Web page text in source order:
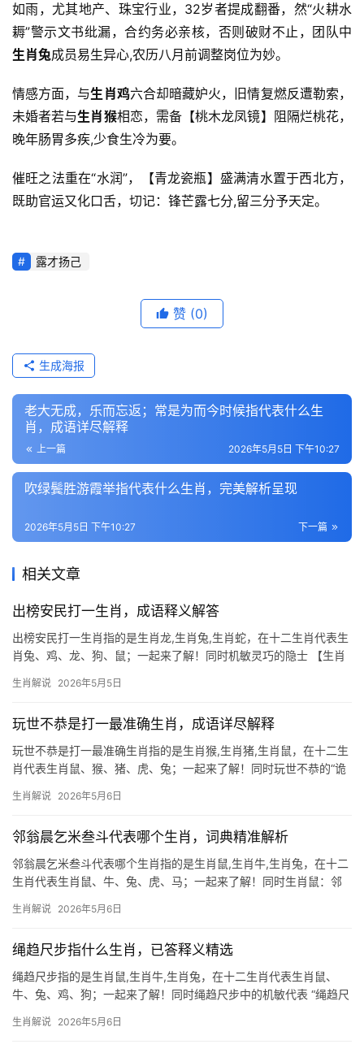
如雨，尤其地产、珠宝行业，32岁者提成翻番，然“火耕水
耨”警示文书纰漏，合约务必亲核，否则破财不止，团队中
生肖兔成员易生异心,农历八月前调整岗位为妙。
情感方面，与生肖鸡六合却暗藏妒火，旧情复燃反遭勒索，
未婚者若与生肖猴相恋，需备【桃木龙凤镜】阻隔烂桃花，
晚年肠胃多疾,少食生冷为要。
催旺之法重在“水润”，【青龙瓷瓶】盛满清水置于西北方，
既助官运又化口舌，切记：锋芒露七分,留三分予天定。
露才扬己
赞 (0)
生成海报
老大无成，乐而忘返；常是为而今时候指代表什么生
肖，成语详尽解释
上一篇 2026年5月5日 下午10:27
吹绿鬓胜游霞举指代表什么生肖，完美解析呈现
下一篇
2026年5月5日 下午10:27
相关文章
出榜安民打一生肖，成语释义解答
出榜安民打一生肖指的是生肖龙,生肖兔,生肖蛇，在十二生肖代表生
肖兔、鸡、龙、狗、鼠；一起来了解！同时机敏灵巧的隐士 【生肖
凶交织之年，下半年易遇“破财不止”之困，尤其投资需谨慎，莫轻信
生肖解说 2026年5月5日
玩世不恭是打一最准确生肖，成语详尽解释
玩世不恭是打一最准确生肖指的是生肖猴,生肖猪,生肖鼠，在十二生
肖代表生肖鼠、猴、猪、虎、兔；一起来了解！同时玩世不恭的“诡
属，鼠性狡黠，善钻营，常以嬉笑怒骂掩藏精明，民间早有“鼠目寸
生肖解说 2026年5月6日
邻翁晨乞米叁斗代表哪个生肖，词典精准解析
邻翁晨乞米叁斗代表哪个生肖指的是生肖鼠,生肖牛,生肖兔，在十二
生肖代表生肖鼠、牛、兔、虎、马；一起来了解！同时生肖鼠：邻
生肖鼠的象征，鼠类天生敏锐，善于囤积粮食物资，而故事中老者
生肖解说 2026年5月6日
绳趋尺步指什么生肖，已答释义精选
绳趋尺步指的是生肖鼠,生肖牛,生肖兔，在十二生肖代表生肖鼠、
牛、兔、鸡、狗；一起来了解！同时绳趋尺步中的机敏代表 “绳趋尺
成语的另类诠释者，鼠性机灵，善于在规则缝隙中游走，看似步步
生肖解说 2026年5月6日